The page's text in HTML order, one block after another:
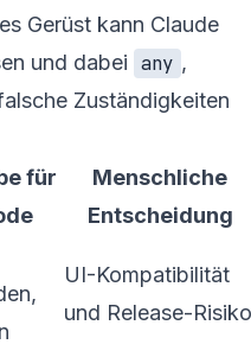
Gerüst kann Claude
und dabei any ,
Zuständigkeiten
für
Menschliche
Entscheidung
UI-Kompatibilität
und Release-Risiko